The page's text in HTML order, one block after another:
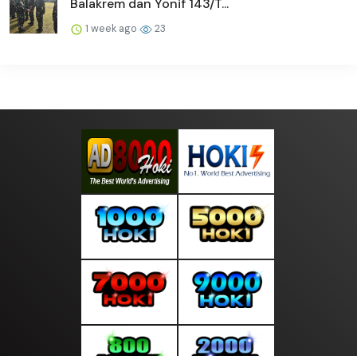
Balakrem dan Yonif 143/T...
1 week ago 23